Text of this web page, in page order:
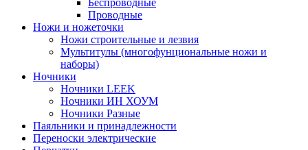
Беспроводные
Проводные
Ножи и ножеточки
Ножи строительные и лезвия
Мультитулы (многофунциональные ножи и
наборы)
Ночники
Ночники LEEK
Ночники ИН ХОУМ
Ночники Разные
Паяльники и принадлежности
Переноски электрические